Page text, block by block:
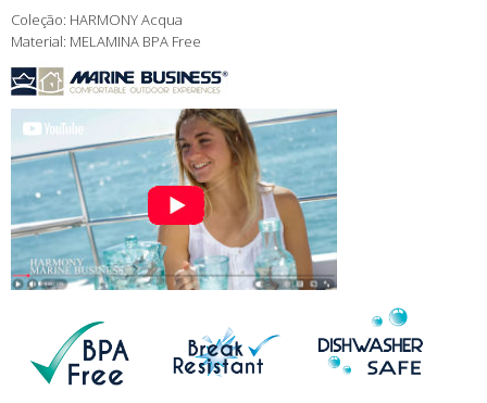
Coleção: HARMONY Acqua
Material: MELAMINA BPA Free